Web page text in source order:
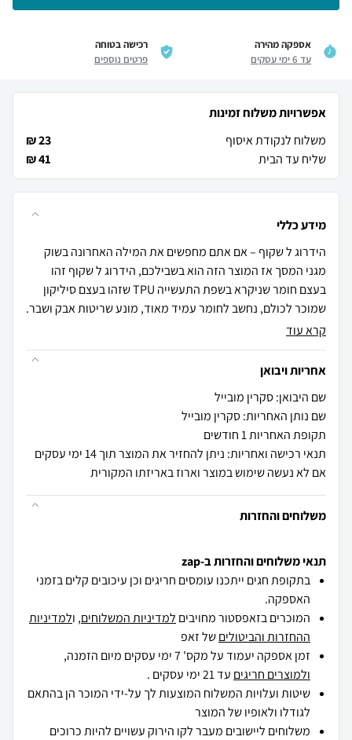
אספקה מהירה
עד 6 ימי עסקים
רכישה בטוחה
פרטים נוספים
אפשרויות משלוח זמינות
משלוח לנקודת איסוף
23 ₪
שליח עד הבית
41 ₪
מידע כללי
הידרוג ל שקוף – אם אתם מחפשים את המילה האחרונה בשוק
מגני המסך אז המוצר הזה הוא בשבילכם, הידרוג ל שקוף זהו
בעצם חומר שניקרא בשפת התעשייה TPU שזהו בעצם סיליקון
שמוכר לכולם, נחשב לחומר עמיד מאוד, מונע שריטות אבק ושבר.
קרא עוד
אחריות ויבואן
שם היבואן: סקרין מובייל
שם נותן האחריות: סקרין מובייל
תקופת האחריות 1 חודשים
תנאי רכישה ואחריות: ניתן להחזיר את המוצר תוך 14 ימי עסקים
אם לא נעשה שימוש במוצר וארוז באריזתו המקורית
משלוחים והחזרות
תנאי משלוחים והחזרות ב-zap
בתקופת חגים ייתכנו עומסים חריגים וכן עיכובים קלים בזמני
האספקה.
המוכרים בזאפסטור מחויבים למדיניות המשלוחים, ולמדיניות
ההחזרות והביטוליםשל זאפ
זמן אספקה יעמוד על מקס' 7 ימי עסקים מיום הזמנה,
ולמוצרים חריגים עד 21 ימי עסקים .
שיטות ועלויות המשלוח המוצעות לך על-ידי המוכר הן בהתאם
לגודלו ולאופיו של המוצר
משלוחים ליישובים מעבר לקו הירוק עשויים להיות כרוכים